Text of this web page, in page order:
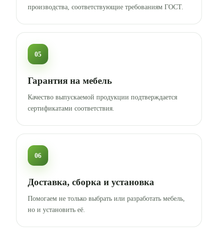
производства, соответствующие требованиям ГОСТ.
05
Гарантия на мебель
Качество выпускаемой продукции подтверждается
сертификатами соответствия.
06
Доставка, сборка и установка
Помогаем не только выбрать или разработать мебель,
но и установить её.